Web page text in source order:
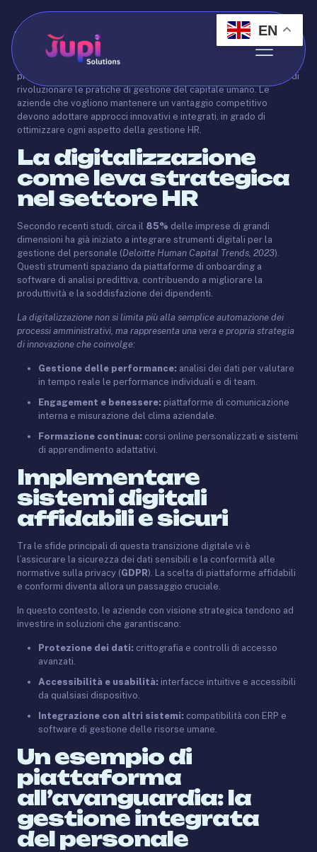
Published by Abdo
Il mondo del lavoro sta attraversando una trasformazione
profonda, accelerata dall’emergere di tecnologie digitali capaci di
rivoluzionare le pratiche di gestione del capitale umano. Le
aziende che vogliono mantenere un vantaggio competitivo
devono adottare approcci innovativi e integrati, in grado di
ottimizzare ogni aspetto della gestione HR.
La digitalizzazione
come leva strategica
nel settore HR
Secondo recenti studi, circa il 85% delle imprese di grandi
dimensioni ha già iniziato a integrare strumenti digitali per la
gestione del personale (Deloitte Human Capital Trends, 2023).
Questi strumenti spaziano da piattaforme di onboarding a
software di analisi predittiva, contribuendo a migliorare la
produttività e la soddisfazione dei dipendenti.
La digitalizzazione non si limita più alla semplice automazione dei
processi amministrativi, ma rappresenta una vera e propria strategia
di innovazione che coinvolge:
Gestione delle performance: analisi dei dati per valutare
in tempo reale le performance individuali e di team.
Engagement e benessere: piattaforme di comunicazione
interna e misurazione del clima aziendale.
Formazione continua: corsi online personalizzati e sistemi
di apprendimento adattativi.
Implementare
sistemi digitali
affidabili e sicuri
Tra le sfide principali di questa transizione digitale vi è
l’assicurare la sicurezza dei dati sensibili e la conformità alle
normative sulla privacy (GDPR). La scelta di piattaforme affidabili
e conformi diventa allora un passaggio cruciale.
In questo contesto, le aziende con visione strategica tendono ad
investire in soluzioni che garantiscano:
Protezione dei dati: crittografia e controlli di accesso
avanzati.
Accessibilità e usabilità: interfacce intuitive e accessibili
da qualsiasi dispositivo.
Integrazione con altri sistemi: compatibilità con ERP e
software di gestione delle risorse umane.
Un esempio di
piattaforma
all’avanguardia: la
gestione integrata
del personale
EN